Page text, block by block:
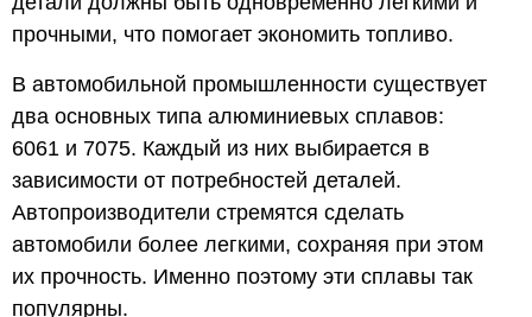
прочными, что помогает экономить топливо.
В автомобильной промышленности существует
два основных типа алюминиевых сплавов:
6061 и 7075. Каждый из них выбирается в
зависимости от потребностей деталей.
Автопроизводители стремятся сделать
автомобили более легкими, сохраняя при этом
их прочность. Именно поэтому эти сплавы так
популярны.